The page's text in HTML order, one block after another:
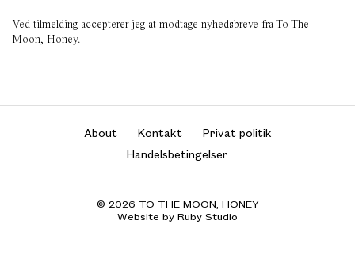
Ved tilmelding accepterer jeg at modtage nyhedsbreve fra To The
Moon, Honey.
About Kontakt
Privat politik
Handelsbetingelser
© 2026 TO THE MOON, HONEY
Website by Ruby Studio